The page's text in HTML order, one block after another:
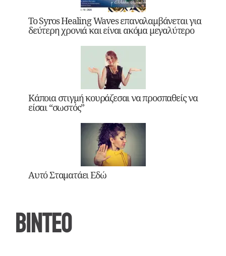
Το Syros Healing Waves επαναλαμβάνεται για
δεύτερη χρονιά και είναι ακόμα μεγαλύτερο
Κάποια στιγμή κουράζεσαι να προσπαθείς να
είσαι “σωστός”
Αυτό Σταματάει Εδώ
ΒΙΝΤΕΟ